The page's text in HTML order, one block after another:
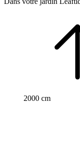
2000 cm